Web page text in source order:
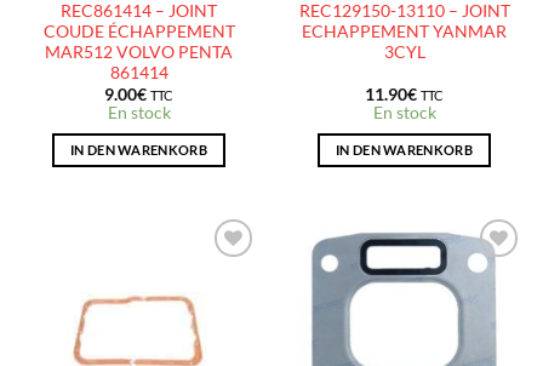
REC861414 – JOINT
COUDE ÉCHAPPEMENT
MAR512 VOLVO PENTA
861414
9.00€ TTC
En stock
IN DEN WARENKORB
REC129150-13110 – JOINT
ECHAPPEMENT YANMAR
3CYL
11.90€ TTC
En stock
IN DEN WARENKORB
À LA
LISTE
D’ENVIES
AJOUTER
À LA